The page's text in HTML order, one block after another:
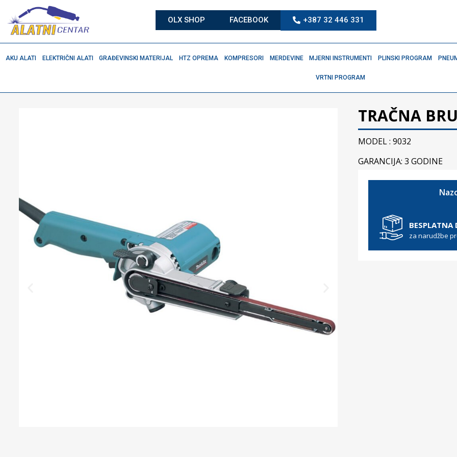
OLX SHOP FACEBOOK +387 32 446 331
AKU ALATI ELEKTRIČNI ALATI GRAĐEVINSKI MATERIJAL HTZ OPREMA KOMPRESORI MERDEVINE MJERNI INSTRUMENTI PLINSKI PROGRAM
VRTNI PROGRAM
TRAČNA
MODEL : 9032
GARANCIJA: 3 GODINE
BESPLATNA
za narudžbe